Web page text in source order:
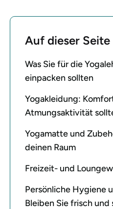
Auf dieser Seite
Was Sie für die
einpacken sollten
Yogakleidung:
Atmungsaktivität
Yogamatte und
deinen Raum
Freizeit- und
Persönliche Hygiene
Bleiben Sie frisch und